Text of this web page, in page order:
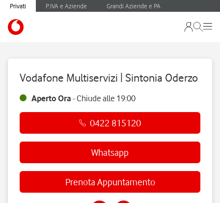
Privati P.IVA e Aziende Grandi Aziende e PA
Vodafone Multiservizi | Sintonia Oderzo
Aperto Ora -Chiude alle 19:00
0422 815120
Whatsapp
Prenota Appuntamento